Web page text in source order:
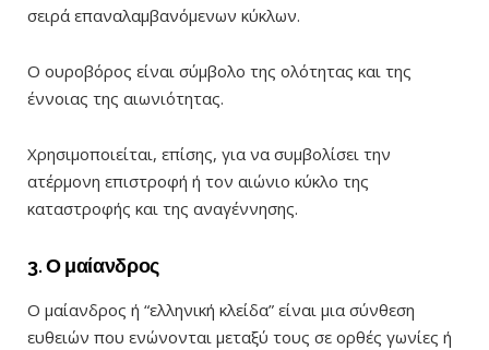
σειρά επαναλαμβανόμενων κύκλων.
Ο ουροβόρος είναι σύμβολο της ολότητας και της
έννοιας της αιωνιότητας.
Χρησιμοποιείται, επίσης, για να συμβολίσει την
ατέρμονη επιστροφή ή τον αιώνιο κύκλο της
καταστροφής και της αναγέννησης.
3. Ο μαίανδρος
Ο μαίανδρος ή “ελληνική κλείδα” είναι μια σύνθεση
ευθειών που ενώνονται μεταξύ τους σε ορθές γωνίες ή